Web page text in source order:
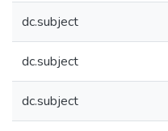
dc.subject
dc.subject
dc.subject